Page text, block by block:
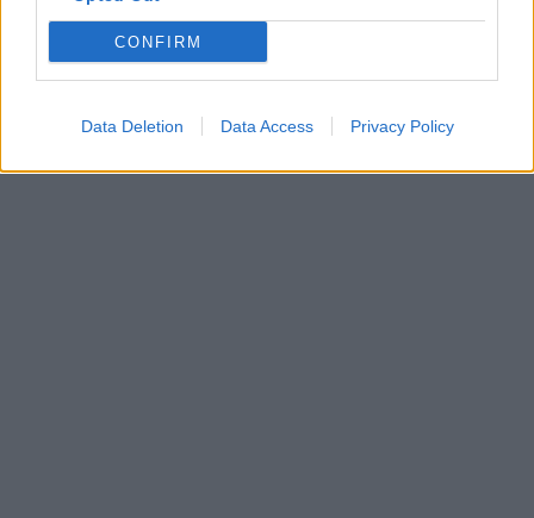
CONFIRM
Data Deletion Data Access Privacy Policy
Sveikata
Kokia arbata gali padėti
nuo galvos skausmo?
Sveikata
tapti pavojingais spąstais:
kodėl vėsos pojūtis
apgaulingas